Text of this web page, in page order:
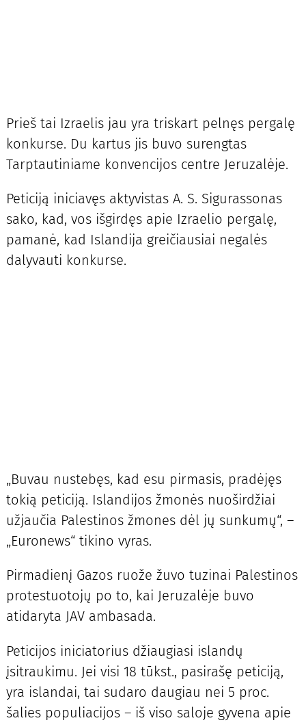
Prieš tai Izraelis jau yra triskart pelnęs pergalę
konkurse. Du kartus jis buvo surengtas
Tarptautiniame konvencijos centre Jeruzalėje.
Peticiją iniciavęs aktyvistas A. S. Sigurassonas
sako, kad, vos išgirdęs apie Izraelio pergalę,
pamanė, kad Islandija greičiausiai negalės
dalyvauti konkurse.
„Buvau nustebęs, kad esu pirmasis, pradėjęs
tokią peticiją. Islandijos žmonės nuoširdžiai
užjaučia Palestinos žmones dėl jų sunkumų“, –
„Euronews“ tikino vyras.
Pirmadienį Gazos ruože žuvo tuzinai Palestinos
protestuotojų po to, kai Jeruzalėje buvo
atidaryta JAV ambasada.
Peticijos iniciatorius džiaugiasi islandų
įsitraukimu. Jei visi 18 tūkst., pasirašę peticiją,
yra islandai, tai sudaro daugiau nei 5 proc.
šalies populiacijos – iš viso saloje gyvena apie